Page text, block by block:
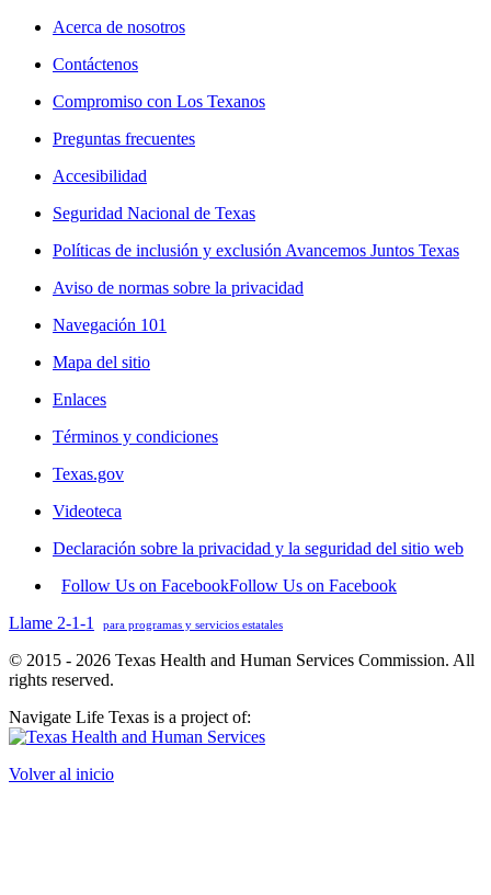
Acerca de nosotros
Contáctenos
Compromiso con Los Texanos
Preguntas frecuentes
Accesibilidad
Seguridad Nacional de Texas
Políticas de inclusión y exclusión Avancemos Juntos Texas
Aviso de normas sobre la privacidad
Navegación 101
Mapa del sitio
Enlaces
Términos y condiciones
Texas.gov
Videoteca
Declaración sobre la privacidad y la seguridad del sitio web
Follow Us on FacebookFollow Us on Facebook
Llame 2-1-1
para programas y servicios estatales
© 2015 - 2026 Texas Health and Human Services Commission. All
rights reserved.
Navigate Life Texas is a project of:
Volver al inicio